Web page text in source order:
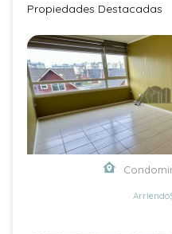
Propiedades Destacadas
Arriendo